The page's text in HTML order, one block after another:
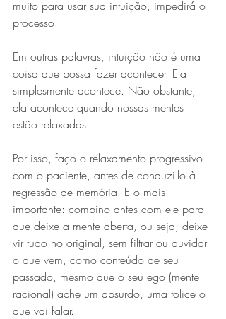
muito para usar sua intuição, impedirá o
processo.
Em outras palavras, intuição não é uma
coisa que possa fazer acontecer. Ela
simplesmente acontece. Não obstante,
ela acontece quando nossas mentes
estão relaxadas.
Por isso, faço o relaxamento progressivo
com o paciente, antes de conduzi-lo à
regressão de memória. E o mais
importante: combino antes com ele para
que deixe a mente aberta, ou seja, deixe
vir tudo no original, sem filtrar ou duvidar
o que vem, como conteúdo de seu
passado, mesmo que o seu ego (mente
racional) ache um absurdo, uma tolice o
que vai falar.